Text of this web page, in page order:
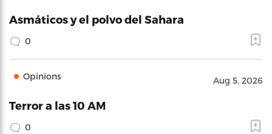
Asmáticos y el polvo del Sahara
0
Opinions Aug 5, 2026
Terror a las 10 AM
0